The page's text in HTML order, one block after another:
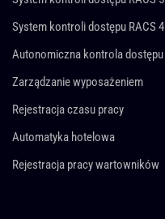
System kontroli dostępu RACS 4
Autonomiczna kontrola dostępu
Zarządzanie wyposażeniem
Rejestracja czasu pracy
Automatyka hotelowa
Rejestracja pracy wartowników